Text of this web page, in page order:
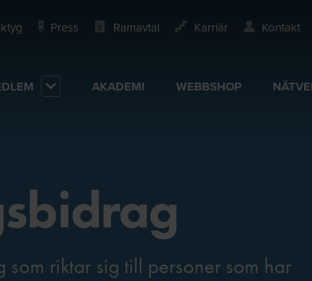
Press Ramavtal Karriär Kontakt
AKADEMI WEBBSHOP
riktar sig till personer som har